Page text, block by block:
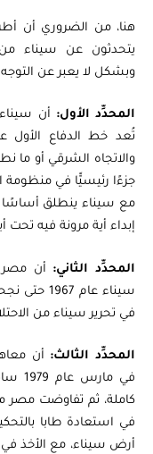
هنا، من الضروري أن
يتحدثون عن سيناء من
وبشكل لا يعبر عن التوجه
المحدِّد الأول:
تُعد خط الدفاع الأول
والاتجاه الشرقي أو ما
جزءًا رئيسيًّا في منظومة
مع سيناء ينطلق أساسًا من
إبداء أية مرونة فيه تحت
المحدِّد الثاني: أن مصر
في تحرير سيناء من
المحدِّد الثالث:أن
في
كاملة، ثم تفاوضت مصر
أرض سيناء، مع الأخذ في